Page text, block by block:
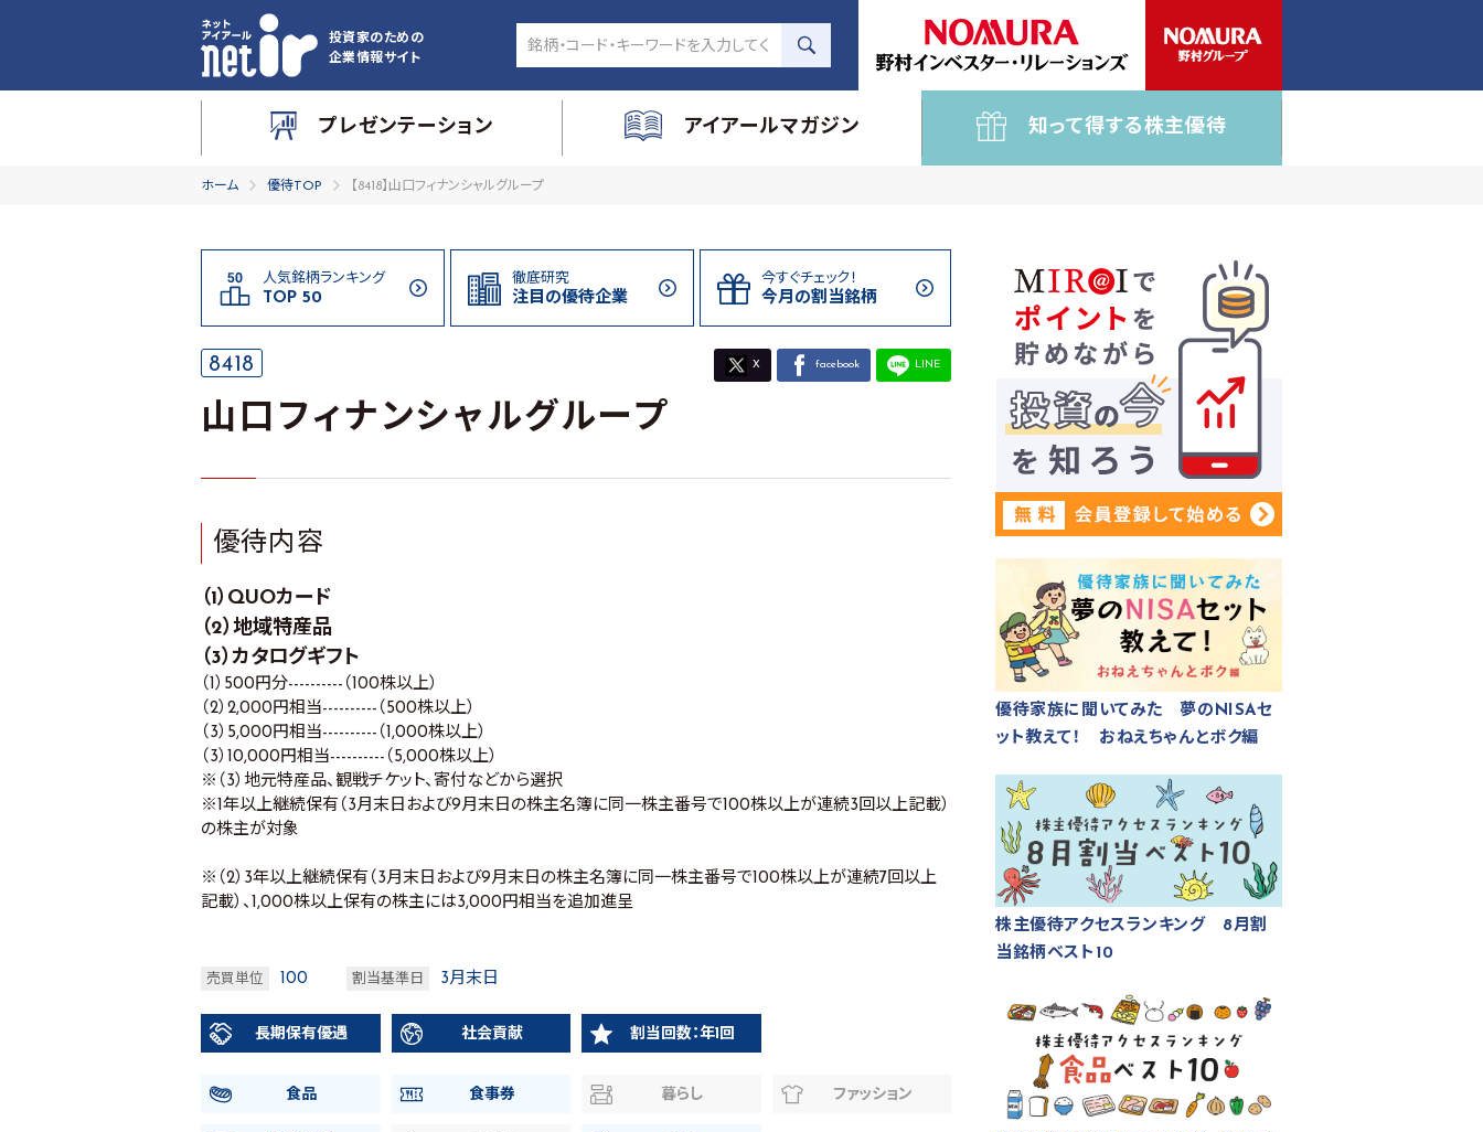
投資家のための
企業情報サイト
プレゼンテーション アイアールマガジン 知って得する株主優待
ホーム 優待TOP 【8418】山口フィナンシャルグループ
人気銘柄ランキング
TOP 50
徹底研究
注目の優待企業
今すぐチェック！
今月の割当銘柄
8418 X facebook LINE
山口フィナンシャルグループ
優待内容
（1）QUOカード
（2）地域特産品
（3）カタログギフト
（1）500円分----------（100株以上）
（2）2,000円相当----------（500株以上）
（3）5,000円相当----------（1,000株以上）
（3）10,000円相当----------（5,000株以上）
※（3）地元特産品、観戦チケット、寄付などから選択
※1年以上継続保有（3月末日および9月末日の株主名簿に同一株主番号で100株以上が連続3回以上記載）
の株主が対象
※（2）3年以上継続保有（3月末日および9月末日の株主名簿に同一株主番号で100株以上が連続7回以上
記載）、1,000株以上保有の株主には3,000円相当を追加進呈
売買単位 100 割当基準日 3月末日
長期保有優遇 社会貢献 割当回数：年1回
食品 食事券 暮らし ファッション
優待家族に聞いてみた 夢のNISAセ
ット教えて！ おねえちゃんとボク編
株主優待アクセスランキング 8月割
当銘柄ベスト10